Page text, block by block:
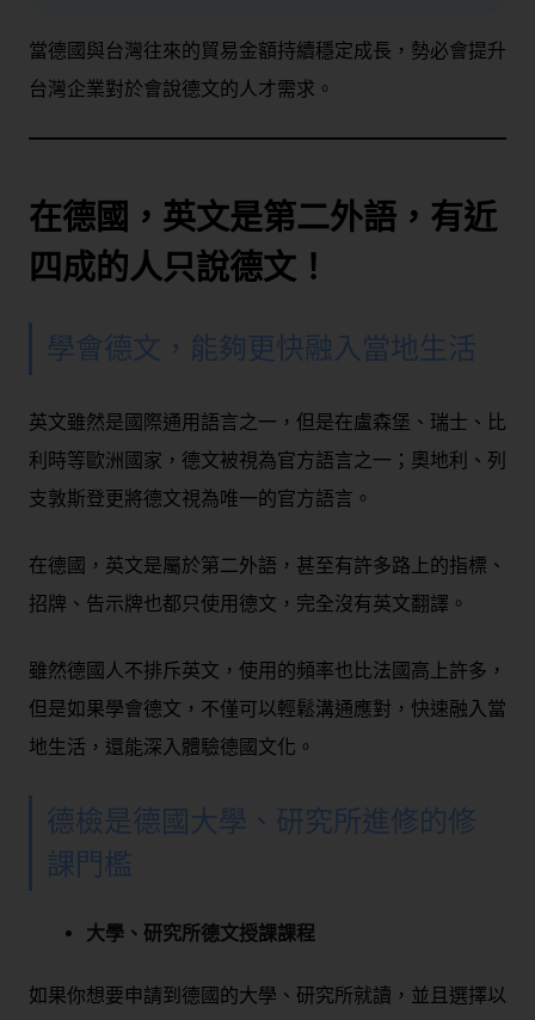
當德國與台灣往來的貿易金額持續穩定成長，勢必會提升
台灣企業對於會說德文的人才需求。
在德國，英文是第二外語，有近
四成的人只說德文！
學會德文，能夠更快融入當地生活
英文雖然是國際通用語言之一，但是在盧森堡、瑞士、比
利時等歐洲國家，德文被視為官方語言之一；奧地利、列
支敦斯登更將德文視為唯一的官方語言。
在德國，英文是屬於第二外語，甚至有許多路上的指標、
招牌、告示牌也都只使用德文，完全沒有英文翻譯。
雖然德國人不排斥英文，使用的頻率也比法國高上許多，
但是如果學會德文，不僅可以輕鬆溝通應對，快速融入當
地生活，還能深入體驗德國文化。
德檢是德國大學、研究所進修的修
課門檻
大學、研究所德文授課課程
如果你想要申請到德國的大學、研究所就讀，並且選擇以